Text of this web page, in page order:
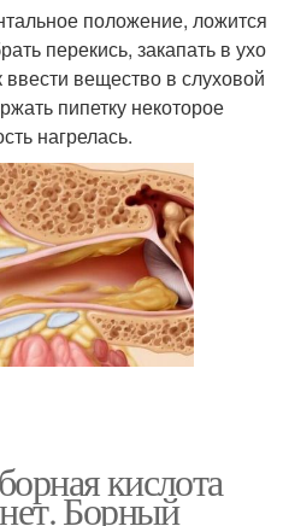
положение, ложится
перекись, закапать в ухо
вещество в слуховой
пипетку некоторое
нагрелась.
кислота
Борный